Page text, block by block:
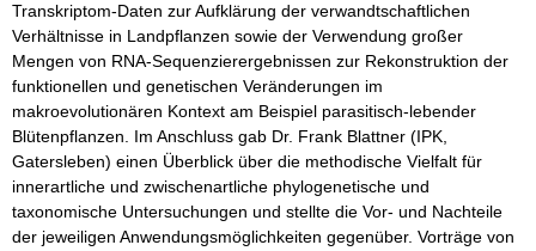
Transkriptom-Daten zur Aufklärung der verwandtschaftlichen
Verhältnisse in Landpflanzen sowie der Verwendung großer
Mengen von RNA-Sequenzierergebnissen zur Rekonstruktion der
funktionellen und genetischen Veränderungen im
makroevolutionären Kontext am Beispiel parasitisch-lebender
Blütenpflanzen. Im Anschluss gab Dr. Frank Blattner (IPK,
Gatersleben) einen Überblick über die methodische Vielfalt für
innerartliche und zwischenartliche phylogenetische und
taxonomische Untersuchungen und stellte die Vor- und Nachteile
der jeweiligen Anwendungsmöglichkeiten gegenüber. Vorträge von